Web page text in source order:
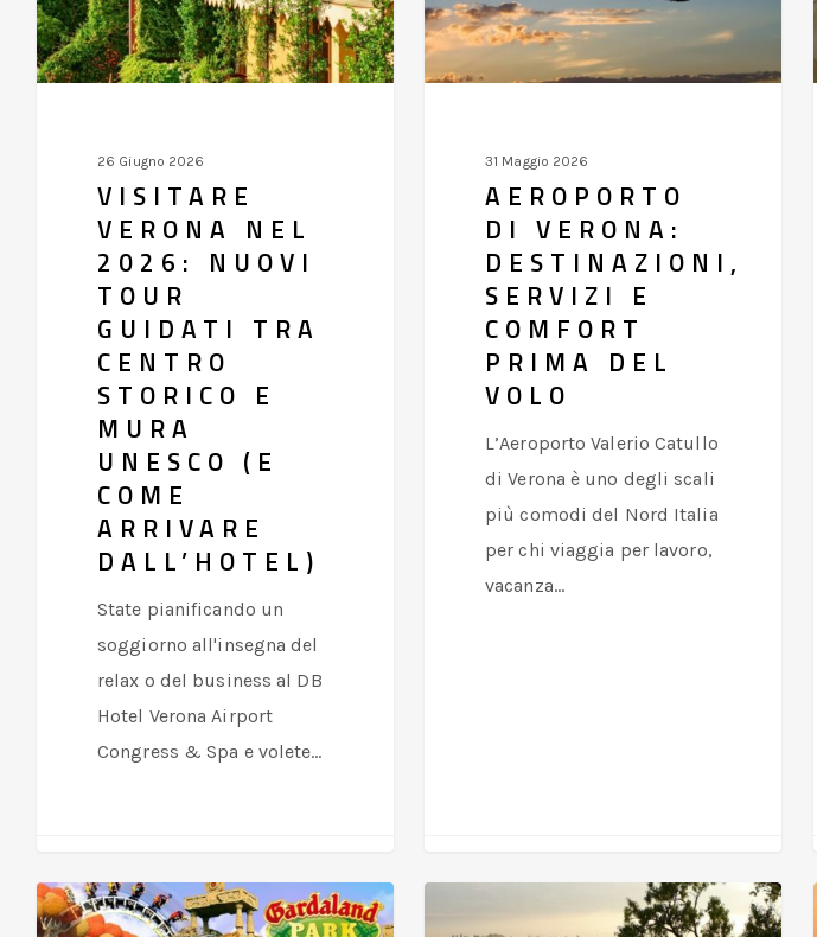
Tour
Guidati
UNESCO
arrivare
dall’Hotel)
26 Giugno 2026
VISITARE
VERONA NEL
2026: NUOVI
TOUR
GUIDATI TRA
CENTRO
STORICO E
MURA
UNESCO (E
COME
ARRIVARE
DALL’HOTEL)
State pianificando un
soggiorno all'insegna del
relax o del business al DB
Hotel Verona Airport
Congress & Spa e volete…
e
comfort
31 Maggio 2026
AEROPORTO
DI VERONA:
DESTINAZIONI,
SERVIZI E
COMFORT
PRIMA DEL
VOLO
L’Aeroporto Valerio Catullo
di Verona è uno degli scali
più comodi del Nord Italia
per chi viaggia per lavoro,
vacanza…
Gardaland: